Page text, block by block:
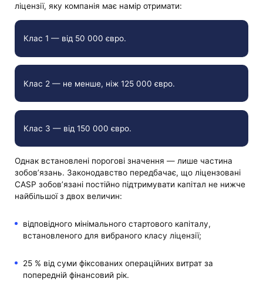
ліцензії, яку компанія має намір отримати:
Клас 1 — від 50 000 євро.
Клас 2 — не менше, ніж 125 000 євро.
Клас 3 — від 150 000 євро.
Однак встановлені порогові значення — лише частина
зобов’язань. Законодавство передбачає, що ліцензовані
CASP зобов’язані постійно підтримувати капітал не нижче
найбільшої з двох величин:
відповідного мінімального стартового капіталу,
встановленого для вибраного класу ліцензії;
25 % від суми фіксованих операційних витрат за
попередній фінансовий рік.